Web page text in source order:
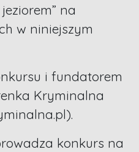
na
w niniejszym
i fundatorem
Kryminalna
konkurs na